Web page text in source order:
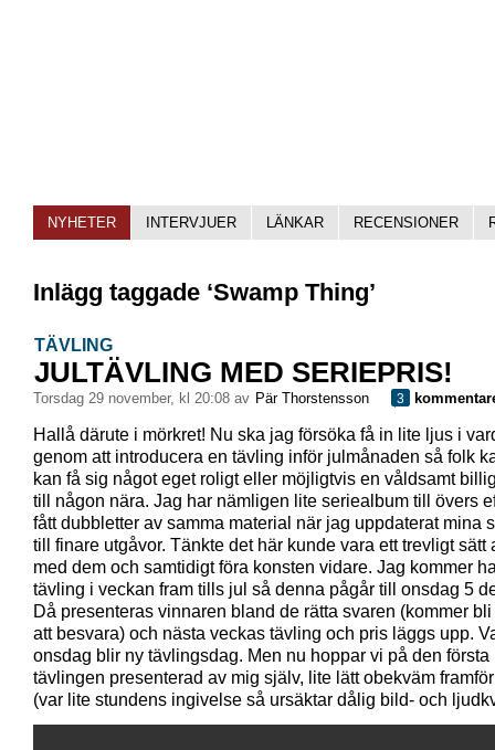
NYHETER INTERVJUER LÄNKAR RECENSIONER
Inlägg taggade ‘Swamp Thing’
TÄVLING
JULTÄVLING MED SERIEPRIS!
torsdag 29 november, kl 20:08 av Pär Thorstensson 3
Hallå därute i mörkret! Nu ska jag försöka få in lite ljus i
genom att introducera en tävling inför julmånaden så folk
kan få sig något eget roligt eller möjligtvis en våldsamt
till någon nära. Jag har nämligen lite seriealbum till övers
fått dubbletter av samma material när jag uppdaterat mina
till finare utgåvor. Tänkte det här kunde vara ett trevligt sätt
med dem och samtidigt föra konsten vidare. Jag kommer
tävling i veckan fram tills jul så denna pågår till onsdag 5
Då presenteras vinnaren bland de rätta svaren (kommer
att besvara) och nästa veckas tävling och pris läggs upp.
onsdag blir ny tävlingsdag. Men nu hoppar vi på den första
tävlingen presenterad av mig själv, lite lätt obekväm
(var lite stundens ingivelse så ursäktar dålig bild- och